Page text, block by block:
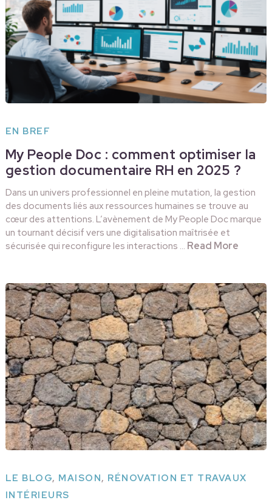
EN BREF
My People Doc : comment optimiser la
gestion documentaire RH en 2025 ?
Dans un univers professionnel en pleine mutation, la gestion
des documents liés aux ressources humaines se trouve au
cœur des attentions. L’avènement de My People Doc marque
un tournant décisif vers une digitalisation maîtrisée et
sécurisée qui reconfigure les interactions … Read More
LE BLOG, MAISON, RÉNOVATION ET TRAVAUX
INTÉRIEURS